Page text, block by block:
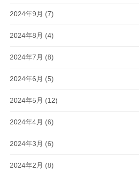
2024年9月 (7)
2024年8月 (4)
2024年7月 (8)
2024年6月 (5)
2024年5月 (12)
2024年4月 (6)
2024年3月 (6)
2024年2月 (8)